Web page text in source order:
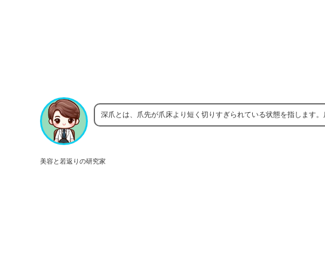
美容と若返りの研究家
深爪とは、爪先が爪床より短く切りすぎられている状態を指します